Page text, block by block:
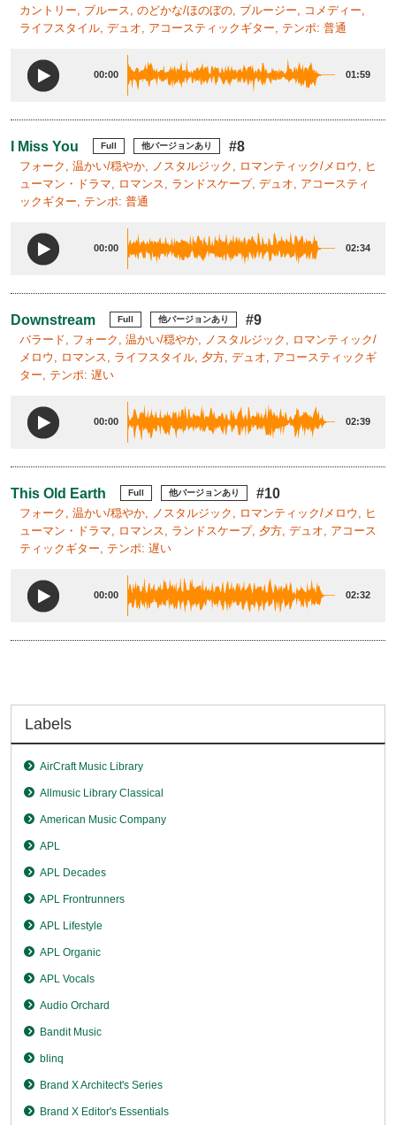
カントリー, ブルース, のどかな/ほのぼの, ブルージー, コメディー,
ライフスタイル, デュオ, アコースティックギター, テンポ: 普通
00:00 01:59
I Miss You Full 他バージョンあり #8
フォーク, 温かい/穏やか, ノスタルジック, ロマンティック/メロウ, ヒ
ューマン・ドラマ, ロマンス, ランドスケープ, デュオ, アコースティ
ックギター, テンポ: 普通
00:00 02:34
Downstream Full 他バージョンあり #9
バラード, フォーク, 温かい/穏やか, ノスタルジック, ロマンティック/
メロウ, ロマンス, ライフスタイル, 夕方, デュオ, アコースティックギ
ター, テンポ: 遅い
00:00 02:39
This Old Earth Full 他バージョンあり #10
フォーク, 温かい/穏やか, ノスタルジック, ロマンティック/メロウ, ヒ
ューマン・ドラマ, ロマンス, ランドスケープ, 夕方, デュオ, アコース
ティックギター, テンポ: 遅い
00:00 02:32
Labels
AirCraft Music Library
Allmusic Library Classical
American Music Company
APL
APL Decades
APL Frontrunners
APL Lifestyle
APL Organic
APL Vocals
Audio Orchard
Bandit Music
blinq
Brand X Architect's Series
Brand X Editor's Essentials